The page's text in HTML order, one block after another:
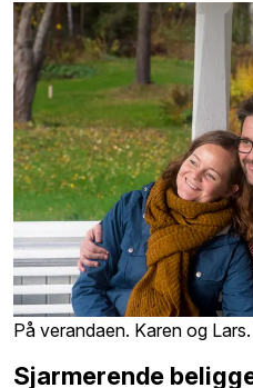
På verandaen. Karen og
Sjarmerende